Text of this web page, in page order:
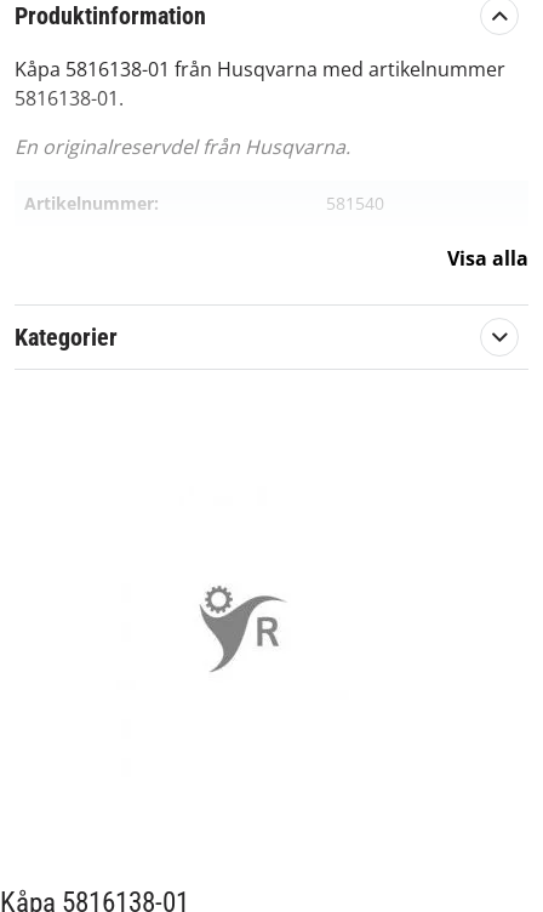
Produktinformation
Kåpa 5816138-01 från Husqvarna med artikelnummer
5816138-01.
En originalreservdel från Husqvarna.
Artikelnummer:
581540
Visa alla
Kategorier
Kåpa 5816138-01